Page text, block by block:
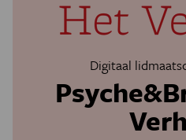
Digitaal